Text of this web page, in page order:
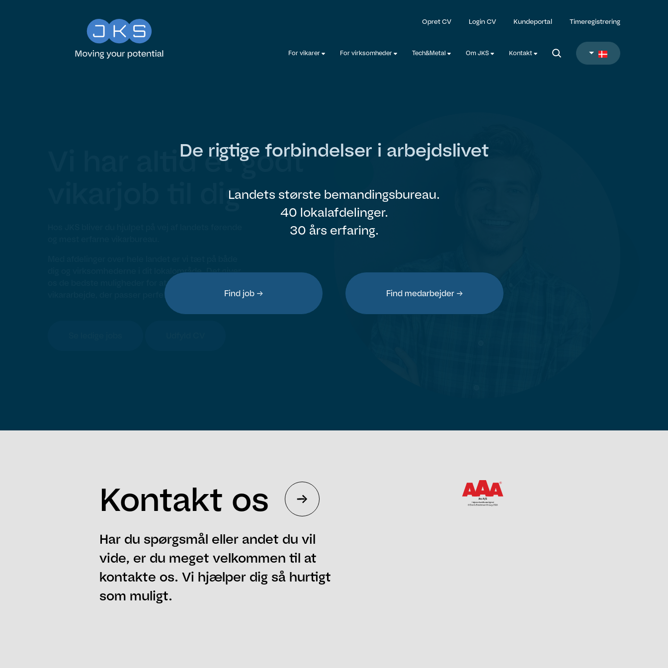
Opret CV Login CV Kundeportal Timeregistrering
For vikarer For virksomheder Tech&Metal Om JKS Kontakt
Vi har altid et godt
vikarjob til dig
dig og virksomhederne i dit lokalområde. Det giver
os de bedste muligheder for at matche dig med det
vikararbejde, der passer perfekt til dig.
De rigtige forbindelser i arbejdslivet
Landets største bemandingsbureau.
40 lokalafdelinger.
30 års erfaring.
Find job → Find medarbejder →
Kontakt os
Har du spørgsmål eller andet du vil
vide, er du meget velkommen til at
kontakte os. Vi hjælper dig så hurtigt
som muligt.